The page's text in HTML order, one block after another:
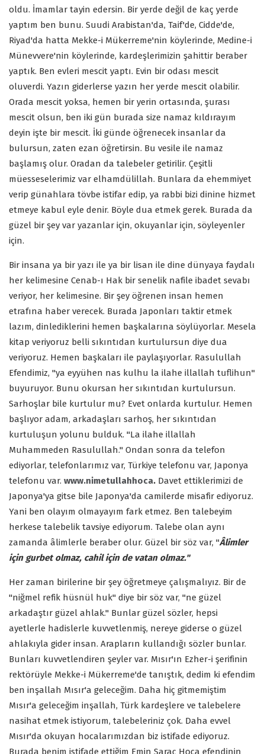
oldu. İmamlar tayin edersin. Bir yerde değil de kaç yerde
yaptım ben bunu. Suudi Arabistan'da, Taif'de, Cidde'de,
Riyad'da hatta Mekke-i Mükerreme'nin köylerinde, Medine-i
Münevvere'nin köylerinde, kardeşlerimizin şahittir beraber
yaptık. Ben evleri mescit yaptı. Evin bir odası mescit
oluverdi. Yazın giderlerse yazın her yerde mescit olabilir.
Orada mescit yoksa, hemen bir yerin ortasında, şurası
mescit olsun, ben iki gün burada size namaz kıldırayım
deyin işte bir mescit. İki günde öğrenecek insanlar da
bulursun, zaten ezan öğretirsin. Bu vesile ile namaz
başlamış olur. Oradan da talebeler getirilir. Çeşitli
müesseselerimiz var elhamdülillah. Bunlara da ehemmiyet
verip günahlara tövbe istifar edip, ya rabbi bizi dinine hizmet
etmeye kabul eyle denir. Böyle dua etmek gerek. Burada da
güzel bir şey var yazanlar için, okuyanlar için, söyleyenler
için.
Bir insana ya bir yazı ile ya bir lisan ile dine dünyaya faydalı
her kelimesine Cenab-ı Hak bir senelik nafile ibadet sevabı
veriyor, her kelimesine. Bir şey öğrenen insan hemen
etrafına haber verecek. Burada Japonları taktir etmek
lazım, dinlediklerini hemen başkalarına söylüyorlar. Mesela
kitap veriyoruz belli sıkıntıdan kurtulursun diye dua
veriyoruz. Hemen başkaları ile paylaşıyorlar. Rasulullah
Efendimiz, "ya eyyühen nas kulhu la ilahe illallah tuflihun"
buyuruyor. Bunu okursan her sıkıntıdan kurtulursun.
Sarhoşlar bile kurtulur mu? Evet onlarda kurtulur. Hemen
başlıyor adam, arkadaşları sarhoş, her sıkıntıdan
kurtuluşun yolunu bulduk. "La ilahe illallah
Muhammeden Rasulullah." Ondan sonra da telefon
ediyorlar, telefonlarımız var, Türkiye telefonu var, Japonya
telefonu var. www.nimetullahhoca. Davet ettiklerimizi de
Japonya'ya gitse bile Japonya'da camilerde misafir ediyoruz.
Yani ben olayım olmayayım fark etmez. Ben talebeyim
herkese talebelik tavsiye ediyorum. Talebe olan aynı
zamanda âlimlerle beraber olur. Güzel bir söz var, "Âlimler
için gurbet olmaz, cahil için de vatan olmaz."
Her zaman birilerine bir şey öğretmeye çalışmalıyız. Bir de
"niğmel refik hüsnül huk" diye bir söz var, "ne güzel
arkadaştır güzel ahlak." Bunlar güzel sözler, hepsi
ayetlerle hadislerle kuvvetlenmiş, nereye giderse o güzel
ahlakıyla gider insan. Arapların kullandığı sözler bunlar.
Bunları kuvvetlendiren şeyler var. Mısır'ın Ezher-i şerifinin
rektörüyle Mekke-i Mükerreme'de tanıştık, dedim ki efendim
ben inşallah Mısır'a geleceğim. Daha hiç gitmemiştim
Mısır'a geleceğim inşallah, Türk kardeşlere ve talebelere
nasihat etmek istiyorum, talebeleriniz çok. Daha evvel
Mısır'da okuyan hocalarımızdan biz istifade ediyoruz.
Burada benim istifade ettiğim Emin Saraç Hoca efendinin